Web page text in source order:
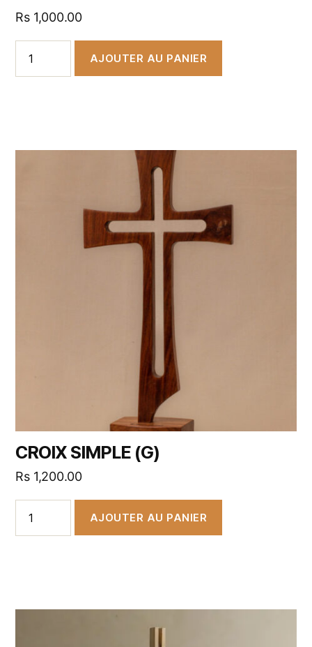
Rs 1,000.00
AJOUTER AU PANIER
CROIX SIMPLE (G)
Rs 1,200.00
AJOUTER AU PANIER